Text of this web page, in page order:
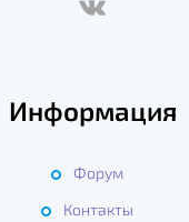
Информация
Форум
Контакты